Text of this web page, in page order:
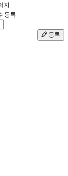
지
등록
등록